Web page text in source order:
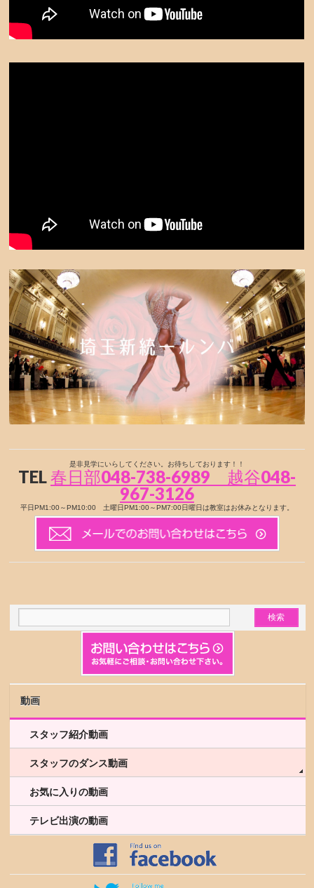
是非見学にいらしてください。お待ちしております！！
TEL 春日部048-738-6989 越谷048-
967-3126
平日PM1:00～PM10:00 土曜日PM1:00～PM7:00日曜日は教室はお休みとなります。
動画
スタッフ紹介動画
スタッフのダンス動画
お気に入りの動画
テレビ出演の動画